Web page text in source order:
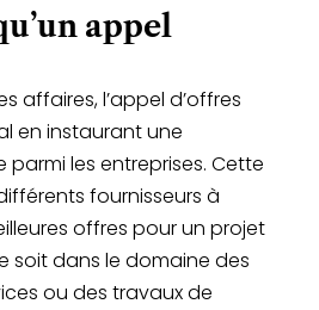
appel
affaires, l’appel d’offres
en instaurant une
les entreprises. Cette
fournisseurs à
offres pour un projet
soit dans le domaine des
ou des travaux de